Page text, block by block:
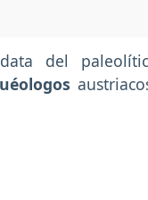
data del